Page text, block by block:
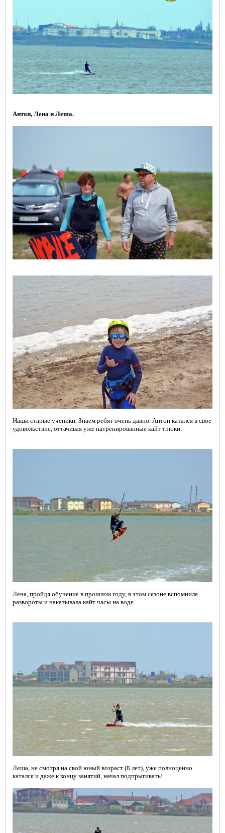
Антон, Лена и Леша.
Наши старые ученики. Знаем ребят очень давно. Антон катался в свое
удовольствие, оттачивая уже натренированные кайт трюки.
Лена, пройдя обучение в прошлом году, в этом сезоне вспомнила
развороты и накатывала кайт часы на воде.
Леша, не смотря на свой юный возраст (8 лет), уже полноценно
катался и даже к концу занятий, начал подпрыгивать!
ШКОЛА